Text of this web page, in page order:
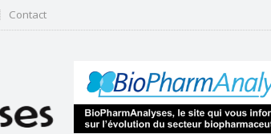
Contact